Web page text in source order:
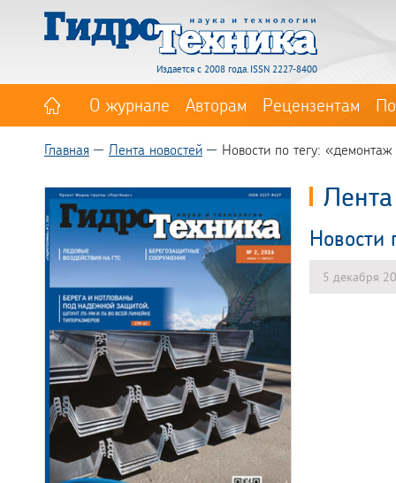
Издается с 2008 года. ISSN 2227-8400
О журнале Авторам Рецензентам
Главная Лента новостей Новости по тегу:
Новости
5 декабря